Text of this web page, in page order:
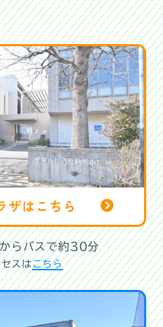
らバスで約30分
スはこちら